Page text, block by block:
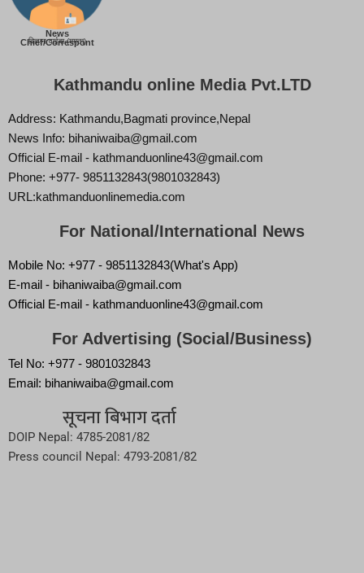
News
Chief/Correspont
बिज्ञान वाईबा (ममता)
Kathmandu online Media Pvt.LTD
Address: Kathmandu,Bagmati province,Nepal
News Info: bihaniwaiba@gmail.com
Official E-mail - kathmanduonline43@gmail.com
Phone: +977- 9851132843(9801032843)
URL:kathmanduonlinemedia.com
For National/International News
Mobile No: +977 - 9851132843(What's App)
E-mail - bihaniwaiba@gmail.com
Official E-mail - kathmanduonline43@gmail.com
For Advertising (Social/Business)
Tel No: +977 - 9801032843
Email: bihaniwaiba@gmail.com
सूचना बिभाग दर्ता
DOIP Nepal: 4785-2081/82
Press council Nepal: 4793-2081/82